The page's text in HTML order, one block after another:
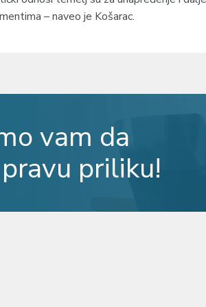
– naveo je Košarac.
vam da
priliku!